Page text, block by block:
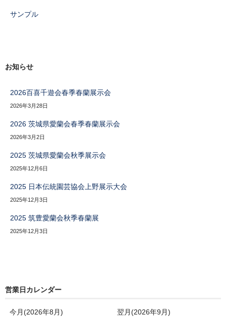
サンプル
お知らせ
2026百喜千遊会春季春蘭展示会
2026年3月28日
2026 茨城県愛蘭会春季春蘭展示会
2026年3月2日
2025 茨城県愛蘭会秋季展示会
2025年12月6日
2025 日本伝統園芸協会上野展示大会
2025年12月3日
2025 筑豊愛蘭会秋季春蘭展
2025年12月3日
営業日カレンダー
今月(2026年8月)
翌月(2026年9月)